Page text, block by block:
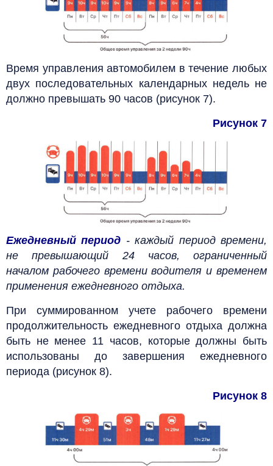
Время управления автомобилем в течение любых
двух последовательных календарных недель не
должно превышать 90 часов (рисунок 7).
Рисунок 7
Ежедневный период - каждый период времени,
не превышающий 24 часов, ограниченный
началом рабочего времени водителя и временем
применения ежедневного отдыха.
При суммированном учете рабочего времени
продолжительность ежедневного отдыха должна
быть не менее 11 часов, которые должны быть
использованы до завершения ежедневного
периода (рисунок 8).
Рисунок 8